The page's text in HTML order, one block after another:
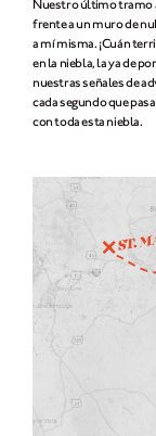
Nuestro último tramo
frente a un muro de
a mí misma. ¡Cuán
en la niebla, la ya de
nuestras señales de
cada segundo que
con toda esta niebla.